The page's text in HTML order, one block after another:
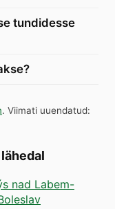
tundidesse
. Viimati uuendatud:
nad Labem-